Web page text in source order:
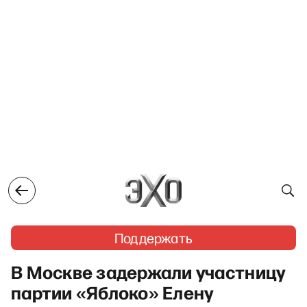
Поддержать
В Москве задержали участницу
партии «Яблоко» Елену